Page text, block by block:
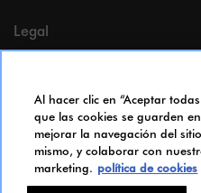
Legal
Menciones legales
Cookie Policy
Accesibilidad
Índice de igualdad de género
Candidates Information Notice
Al hacer clic en “Aceptar
que las cookies se guarden
mejorar la navegación del
mismo, y colaborar con
marketing. política de cookies